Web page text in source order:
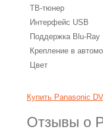
ТВ-тюнер
Интерфейс USB
Поддержка Blu-Ray
Крепление в
Цвет
Купить Panasonic
Отзывы о